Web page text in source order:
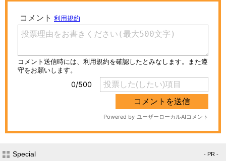
Special - PR -